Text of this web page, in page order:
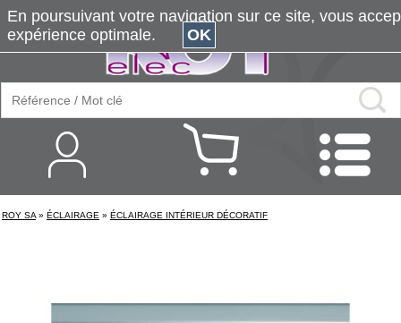
ROY SA » ÉCLAIRAGE » ÉCLAIRAGE INTÉRIEUR DÉCORATIF
En poursuivant votre navigation sur ce site, vous
expérience optimale.
OK